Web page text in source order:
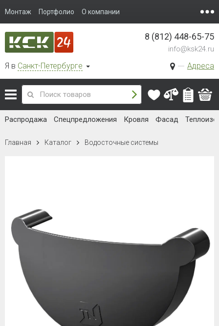
Монтаж Портфолио О компании
Я в Санкт-Петербурге Адреса
8 (812) 448-65-75
info@ksk24.ru
Распродажа Спецпредложения Кровля Фасад
Главная Каталог Водосточные системы